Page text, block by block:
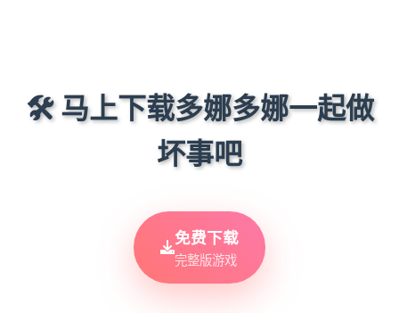
🛠️ 马上下载多娜多娜一起做
坏事吧
免费下载
完整版游戏